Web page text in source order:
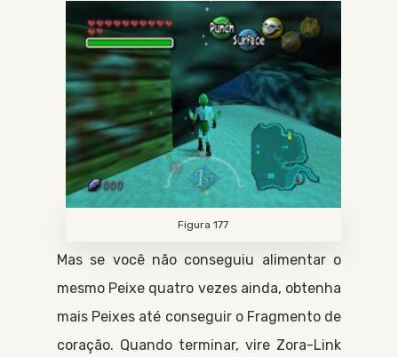
Figura 177
Mas se você não conseguiu alimentar o
mesmo Peixe quatro vezes ainda, obtenha
mais Peixes até conseguir o Fragmento de
coração. Quando terminar, vire Zora-Link